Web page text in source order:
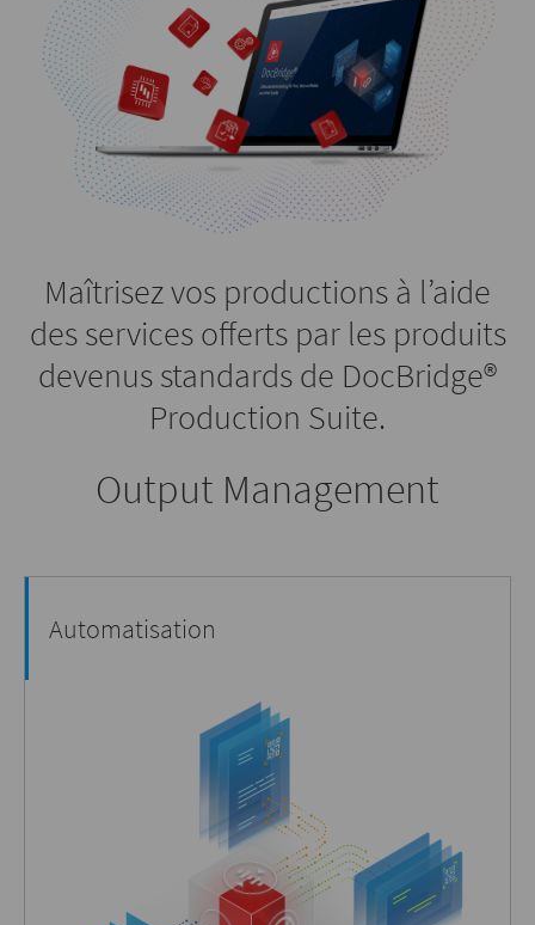
Maîtrisez vos productions à l’aide
des services offerts par les produits
devenus standards de DocBridge®
Production Suite.
Output Management
Automatisation